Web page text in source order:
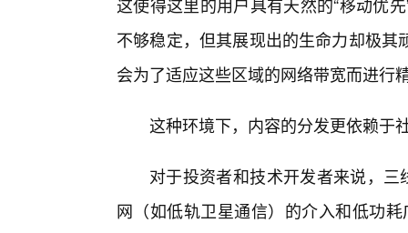
不够稳定，但其展现出的生命力却极
会为了适应这些区域的网络带宽而进行
这种环境下，内容的分发更依赖于
对于投资者和技术开发者来说，三
网（如低轨卫星通信）的介入和低功